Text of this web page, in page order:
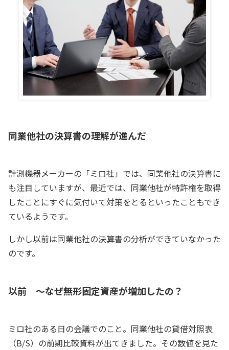
同業他社の決算書の理解が進んだ
計測機器メーカーの「ミロ社」では、同業他社の決算書に
も注目していますが、最近では、同業他社が特許権を取得
したことにすぐに気付いて対策をとるといったこともでき
ているようです。
しかし以前は同業他社の決算書の分析ができていなかった
のです。
以前 ～なぜ無形固定資産が増加したの？
ミロ社のある日の会議でのこと。同業他社の貸借対照表
（B/S）の前期比較資料が出てきました。その数値を見た